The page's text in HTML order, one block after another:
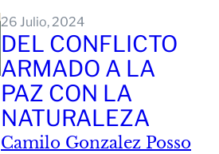
26 Julio, 2024
DEL CONFLICTO
ARMADO A LA
PAZ CON LA
NATURALEZA
Camilo Gonzalez Posso